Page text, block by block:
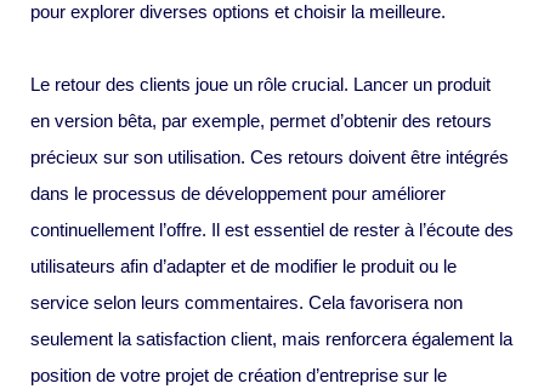
pour explorer diverses options et choisir la meilleure.
Le retour des clients joue un rôle crucial. Lancer un produit
en version bêta, par exemple, permet d’obtenir des retours
précieux sur son utilisation. Ces retours doivent être intégrés
dans le processus de développement pour améliorer
continuellement l’offre. Il est essentiel de rester à l’écoute des
utilisateurs afin d’adapter et de modifier le produit ou le
service selon leurs commentaires. Cela favorisera non
seulement la satisfaction client, mais renforcera également la
position de votre projet de création d’entreprise sur le